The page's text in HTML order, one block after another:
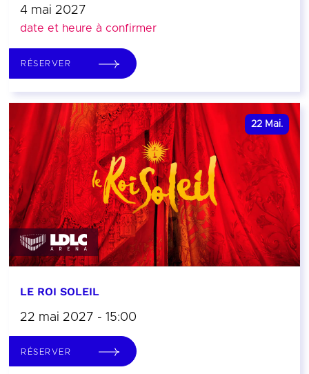
4 mai 2027
date et heure à confirmer
RÉSERVER
22 Mai.
LE ROI SOLEIL
22 mai 2027 - 15:00
RÉSERVER